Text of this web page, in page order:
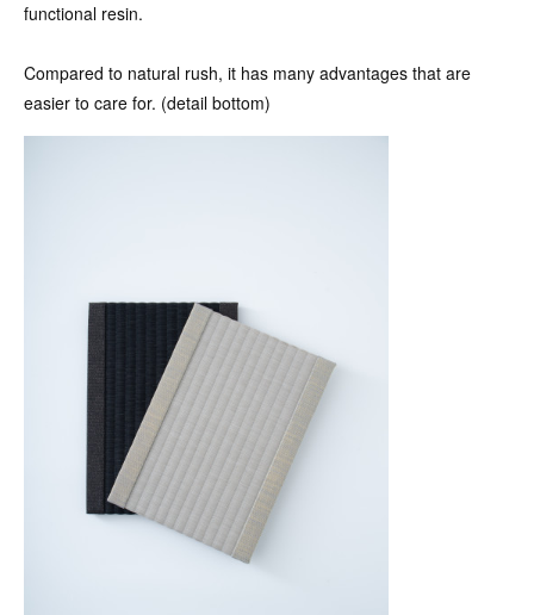
functional resin.
Compared to natural rush, it has many advantages that are
easier to care for. (detail bottom)